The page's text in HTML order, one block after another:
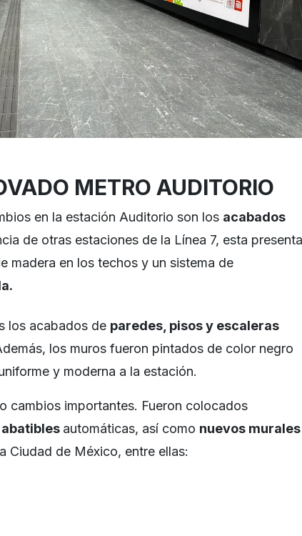
METRO AUDITORIO
en la estación Auditorio son los acabados
de otras estaciones de la Línea 7, esta presenta
madera en los techos y un sistema de
los acabados de paredes, pisos y escaleras
los muros fueron pintados de color negro
y moderna a la estación.
cambios importantes. Fueron colocados
automáticas, así como nuevos murales
Ciudad de México, entre ellas: